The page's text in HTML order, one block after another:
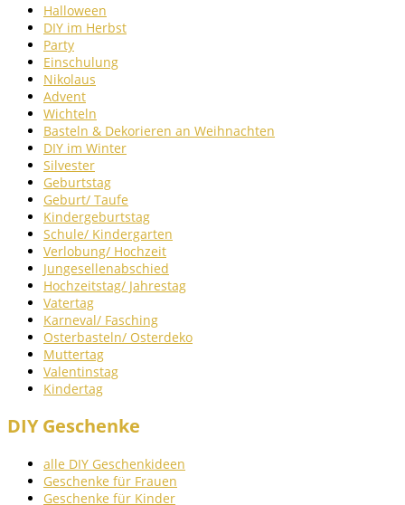
Halloween
DIY im Herbst
Party
Einschulung
Nikolaus
Advent
Wichteln
Basteln & Dekorieren an Weihnachten
DIY im Winter
Silvester
Geburtstag
Geburt/ Taufe
Kindergeburtstag
Schule/ Kindergarten
Verlobung/ Hochzeit
Jungesellenabschied
Hochzeitstag/ Jahrestag
Vatertag
Karneval/ Fasching
Osterbasteln/ Osterdeko
Muttertag
Valentinstag
Kindertag
DIY Geschenke
alle DIY Geschenkideen
Geschenke für Frauen
Geschenke für Kinder